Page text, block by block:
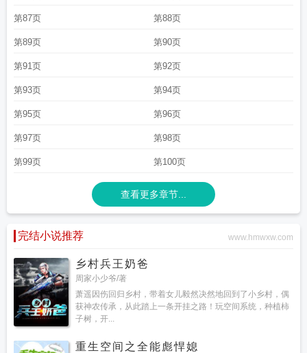
第87页 第88页
第89页 第90页
第91页 第92页
第93页 第94页
第95页 第96页
第97页 第98页
第99页 第100页
查看更多章节...
完结小说推荐 www.hmwxw.com
乡村兵王奶爸
周家小少爷/著
萧遥因伤回归乡村，带着女儿毅然决然地回到了小乡村，偶
获神农传承，从此踏上一条开挂之路！玩空间系统，种植柿
子树，开...
重生空间之全能彪悍媳